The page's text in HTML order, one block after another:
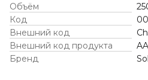
Объём
Код
Внешний код
Внешний код продукта
Бренд